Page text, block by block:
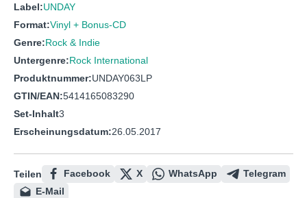
Label:UNDAY
Format:Vinyl + Bonus-CD
Genre:Rock & Indie
Untergenre:Rock International
Produktnummer:UNDAY063LP
GTIN/EAN:5414165083290
Set-Inhalt3
Erscheinungsdatum:26.05.2017
Teilen Facebook X WhatsApp
Telegram
E-Mail